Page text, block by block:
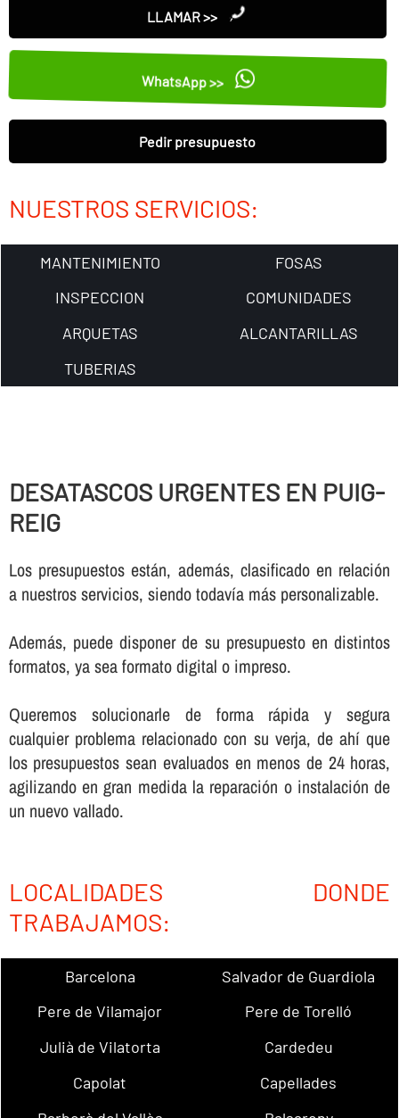
LLAMAR >>
WhatsApp >>
Pedir presupuesto
NUESTROS SERVICIOS:
MANTENIMIENTO
FOSAS
INSPECCION
COMUNIDADES
ARQUETAS
ALCANTARILLAS
TUBERIAS
DESATASCOS URGENTES EN PUIG-
REIG
Los presupuestos están, además, clasificado en relación
a nuestros servicios, siendo todaví­a más personalizable.
Además, puede disponer de su presupuesto en distintos
formatos, ya sea formato digital o impreso.
Queremos solucionarle de forma rápida y segura
cualquier problema relacionado con su verja, de ahí­ que
los presupuestos sean evaluados en menos de 24 horas,
agilizando en gran medida la reparación o instalación de
un nuevo vallado.
LOCALIDADES DONDE
TRABAJAMOS:
Barcelona
Salvador de Guardiola
Pere de Vilamajor
Pere de Torelló
Julià de Vilatorta
Cardedeu
Capolat
Capellades